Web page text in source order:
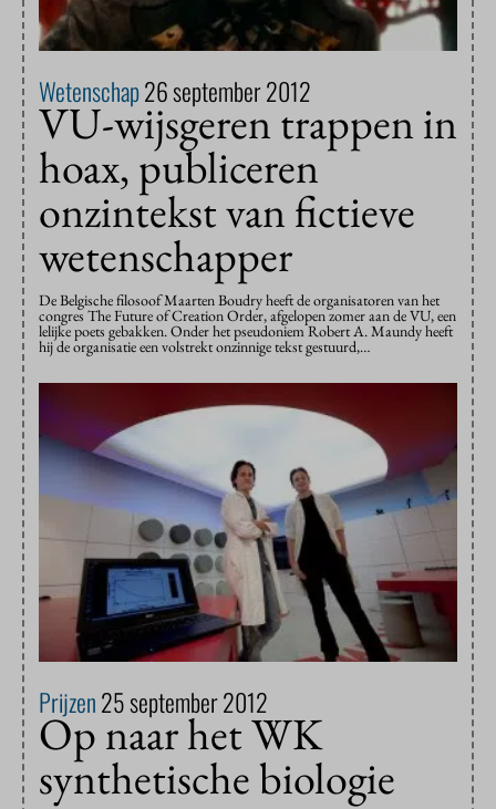
Wetenschap26 september 2012
VU-wijsgeren trappen in
hoax, publiceren
onzintekst van fictieve
wetenschapper
De Belgische filosoof Maarten Boudry heeft de organisatoren van het
congres The Future of Creation Order, afgelopen zomer aan de VU, een
lelijke poets gebakken. Onder het pseudoniem Robert A. Maundy heeft
hij de organisatie een volstrekt onzinnige tekst gestuurd,…
Prijzen25 september 2012
Op naar het WK
synthetische biologie